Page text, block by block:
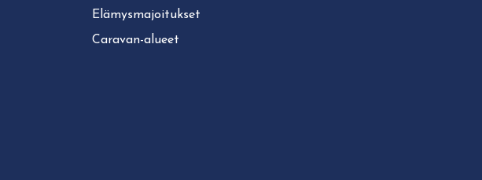
Elä­mys­ma­joi­tuk­set
Caravan-alueet